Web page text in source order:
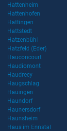
Hattenheim
Hattenhofen
Hattingen
Hattstedt
Hatzenbühl
Hatzfeld (Eder)
Hauconcourt
Haudiomont
Haudrecy
Haugschlag
Hauingen
Haundorf
Haunersdorf
Haunsheim
Haus im Ennstal